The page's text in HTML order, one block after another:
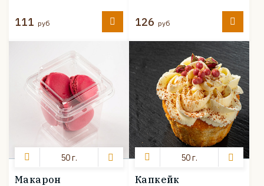
111 руб 126 руб
50 г.
Макарон
50 г.
Капкейк